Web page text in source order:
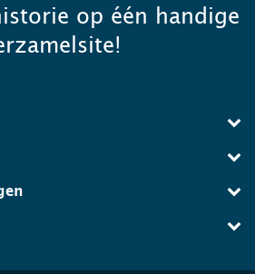
op één handige